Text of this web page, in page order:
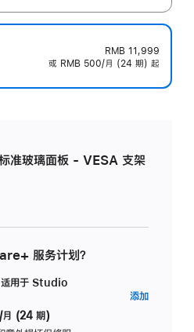
RMB 11,999
或 RMB 500/月 (24 期) 起
玻璃面板 - VESA 支架
服务计划？
用于 Studio
月 (24 期)
添加